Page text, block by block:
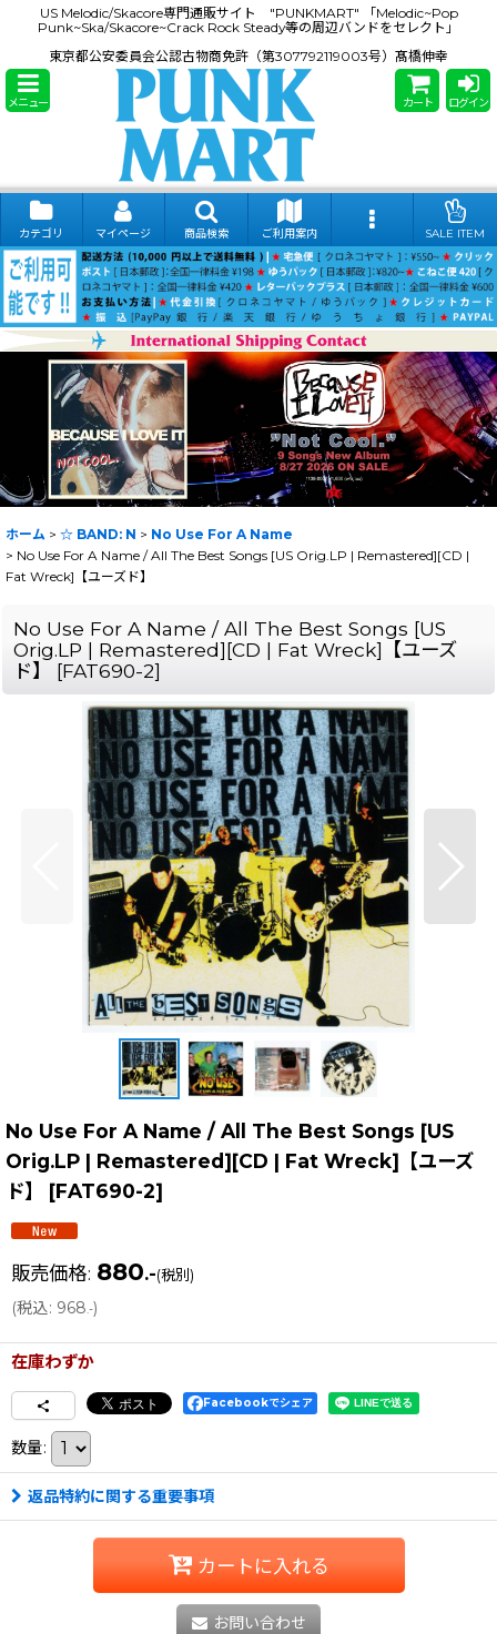
US Melodic/Skacore専門通販サイト "PUNKMART" 「Melodic~Pop
Punk~Ska/Skacore~Crack Rock Steady等の周辺バンドをセレクト」
東京都公安委員会公認古物商免許（第307792119003号）髙橋伸幸
メニュー カート ログイン
カテゴリ マイページ 商品検索 ご利用案内 SALE ITEM
ホーム > ☆ BAND: N > No Use For A Name
> No Use For A Name / All The Best Songs [US Orig.LP | Remastered][CD |
Fat Wreck]【ユーズド】
No Use For A Name / All The Best Songs [US
Orig.LP | Remastered][CD | Fat Wreck]【ユーズ
ド】
[FAT690-2]
No Use For A Name / All The Best Songs [US
Orig.LP | Remastered][CD | Fat Wreck]【ユーズ
ド】
[FAT690-2]
販売価格: 880.-(税別)
(税込: 968.-)
在庫わずか
Facebookでシェア
数量:
返品特約に関する重要事項
カートに入れる
お問い合わせ